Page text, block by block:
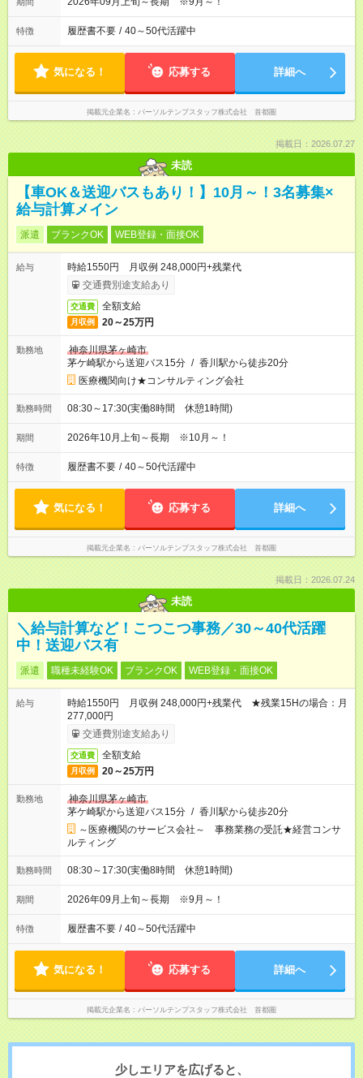
特徴 履歴書不要 / 40～50代活躍中
気になる！ 応募する 詳細へ
掲載元企業名 パーソルテンプスタッフ株式会社 首都圏
掲載日：2026.07.27
未読
【車OK＆送迎バスもあり！】10月～！3名募集×
給与計算メイン
派遣 ブランクOK WEB登録・面接OK
給与
時給1550円 月収例 248,000円+残業代
交通費別途支給あり
交通費 全額支給
月収例 20～25万円
勤務地
神奈川県茅ヶ崎市
茅ケ崎駅から送迎バス15分 / 香川駅から徒歩20分
医療機関向け★コンサルティング会社
勤務時間 08:30～17:30(実働8時間 休憩1時間)
期間 2026年10月上旬～長期 ※10月～！
特徴 履歴書不要 / 40～50代活躍中
気になる！ 応募する 詳細へ
掲載元企業名 パーソルテンプスタッフ株式会社 首都圏
掲載日：2026.07.24
未読
＼給与計算など！こつこつ事務／30～40代活躍
中！送迎バス有
派遣 職種未経験OK ブランクOK WEB登録・面接OK
給与
時給1550円 月収例 248,000円+残業代 ★残業15Hの場合：月
277,000円
交通費別途支給あり
交通費 全額支給
月収例 20～25万円
勤務地
神奈川県茅ヶ崎市
茅ケ崎駅から送迎バス15分 / 香川駅から徒歩20分
～医療機関のサービス会社～ 事務業務の受託★経営コンサ
ルティング
勤務時間 08:30～17:30(実働8時間 休憩1時間)
期間 2026年09月上旬～長期 ※9月～！
特徴 履歴書不要 / 40～50代活躍中
気になる！ 応募する 詳細へ
掲載元企業名 パーソルテンプスタッフ株式会社 首都圏
少しエリアを広げると、